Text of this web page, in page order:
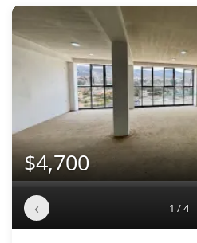
$4,700
‹ 1 / 4